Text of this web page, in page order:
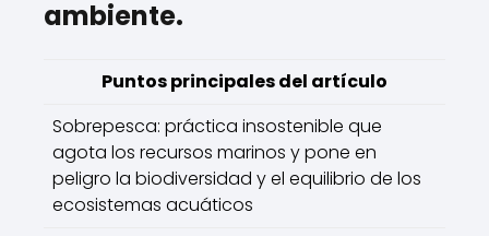
ambiente.
Puntos principales del artículo
Sobrepesca: práctica insostenible que
agota los recursos marinos y pone en
peligro la biodiversidad y el equilibrio de los
ecosistemas acuáticos